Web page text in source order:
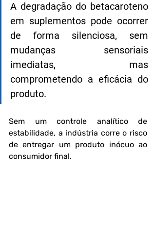
A degradação do betacaroteno
em suplementos pode ocorrer
de forma silenciosa, sem
mudanças sensoriais
imediatas, mas
comprometendo a eficácia do
produto.
Sem um controle analítico de
estabilidade, a indústria corre o risco
de entregar um produto inócuo ao
consumidor final.